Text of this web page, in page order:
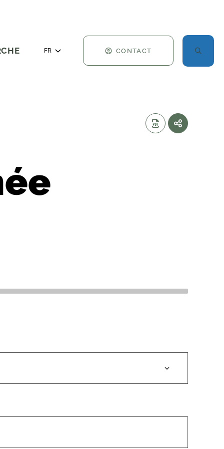
FR CONTACT